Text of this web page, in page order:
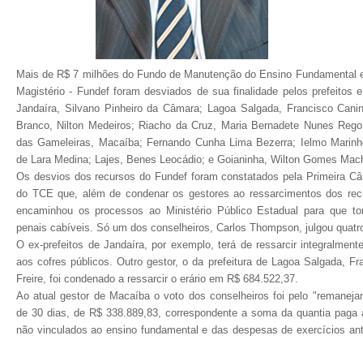
Mais de R$ 7 milhões do Fundo de Manutenção do Ensino Fundamental
Magistério - Fundef foram desviados de sua finalidade pelos prefeitos
Jandaíra, Silvano Pinheiro da Câmara; Lagoa Salgada, Francisco
Branco, Nilton Medeiros; Riacho da Cruz, Maria Bernadete Nunes
das Gameleiras, Macaíba; Fernando Cunha Lima Bezerra; Ielmo
de Lara Medina; Lajes, Benes Leocádio; e Goianinha, Wilton Gomes
Os desvios dos recursos do Fundef foram constatados pela Primeira
do TCE que, além de condenar os gestores ao ressarcimentos dos
encaminhou os processos ao Ministério Público Estadual para que
penais cabíveis. Só um dos conselheiros, Carlos Thompson, julgou
O ex-prefeitos de Jandaíra, por exemplo, terá de ressarcir
aos cofres públicos. Outro gestor, o da prefeitura de Lagoa Salgada,
Freire, foi condenado a ressarcir o erário em R$ 684.522,37.
Ao atual gestor de Macaíba o voto dos conselheiros foi pelo
de 30 dias, de R$ 338.889,83, correspondente a soma da quantia paga
não vinculados ao ensino fundamental e das despesas de exercícios